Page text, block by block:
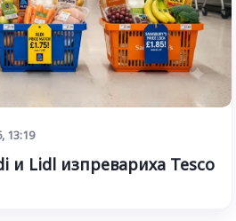
13:19
и Lidl изпревариха Tesco